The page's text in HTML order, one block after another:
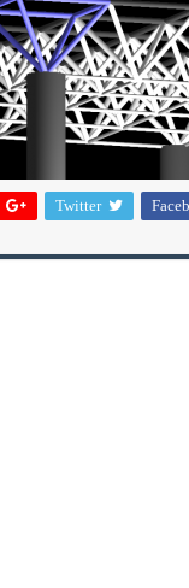
Twitter